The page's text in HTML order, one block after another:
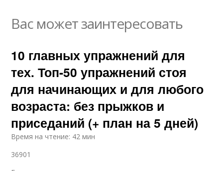
Вас может заинтересовать
10 главных упражнений для
тех. Топ-50 упражнений стоя
для начинающих и для любого
возраста: без прыжков и
приседаний (+ план на 5 дней)
Время на чтение: 42 мин
36901